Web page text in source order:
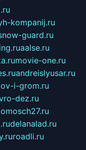
kompanij.ru
guard.ru
aalse.ru
movie-one.ru
andreislyusar.ru
i-grom.ru
dez.ru
delanalad.ru
roadli.ru